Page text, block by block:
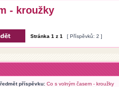
- kroužky
Stránka1 z1 [ Příspěvků: 2 ]
příspěvku: Co s volným časem - kroužky